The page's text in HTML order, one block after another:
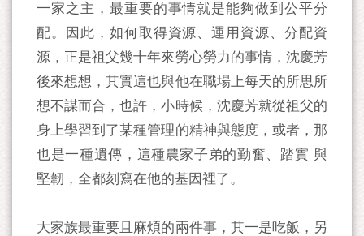
一家之主，最重要的事情就是能夠做到公平分
配。因此，如何取得資源、運用資源、分配資
源，正是祖父幾十年來勞心勞力的事情，沈慶芳
後來想想，其實這也與他在職場上每天的所思所
想不謀而合，也許，小時候，沈慶芳就從祖父的
身上學習到了某種管理的精神與態度，或者，那
也是一種遺傳，這種農家子弟的勤奮、踏實 與
堅韌，全都刻寫在他的基因裡了。
大家族最重要且麻煩的兩件事，其一是吃飯，另